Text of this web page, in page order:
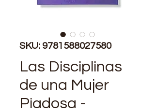
SKU: 9781588027580
Las Disciplinas
de una Mujer
Piadosa -